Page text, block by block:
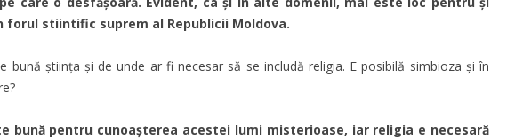
forul stiintific suprem al Republicii Moldova.
bună știința și de unde ar fi necesar să se includă religia. E posibilă simbioza și în
bună pentru cunoașterea acestei lumi misterioase, iar religia e necesară